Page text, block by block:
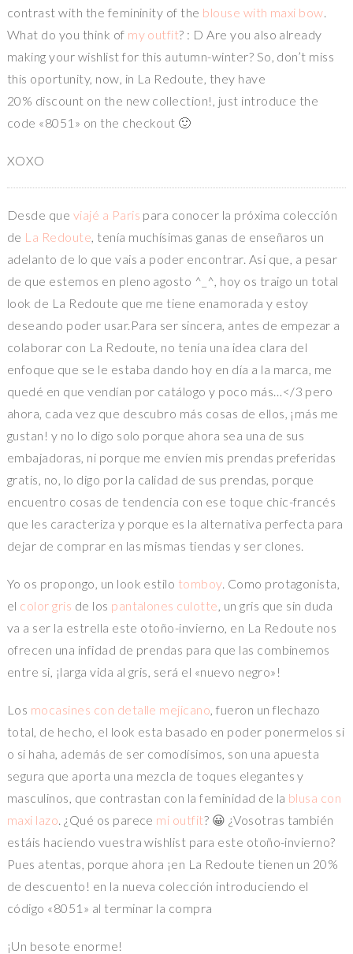
contrast with the femininity of the blouse with maxi bow.
What do you think of my outfit? : D Are you also already
making your wishlist for this autumn-winter? So, don’t miss
this oportunity, now, in La Redoute, they have
20% discount on the new collection!, just introduce the
code «8051» on the checkout 🙂
XOXO
Desde que viajé a Paris para conocer la próxima colección
de La Redoute, tenía muchísimas ganas de enseñaros un
adelanto de lo que vais a poder encontrar. Asi que, a pesar
de que estemos en pleno agosto ^_^, hoy os traigo un total
look de La Redoute que me tiene enamorada y estoy
deseando poder usar.Para ser sincera, antes de empezar a
colaborar con La Redoute, no tenía una idea clara del
enfoque que se le estaba dando hoy en día a la marca, me
quedé en que vendían por catálogo y poco más…</3 pero
ahora, cada vez que descubro más cosas de ellos, ¡más me
gustan! y no lo digo solo porque ahora sea una de sus
embajadoras, ni porque me envíen mis prendas preferidas
gratis, no, lo digo por la calidad de sus prendas, porque
encuentro cosas de tendencia con ese toque chic-francés
que les caracteriza y porque es la alternativa perfecta para
dejar de comprar en las mismas tiendas y ser clones.
Yo os propongo, un look estilo tomboy. Como protagonista,
el color gris de los pantalones culotte, un gris que sin duda
va a ser la estrella este otoño-invierno, en La Redoute nos
ofrecen una infidad de prendas para que las combinemos
entre si, ¡larga vida al gris, será el «nuevo negro»!
Los mocasines con detalle mejicano, fueron un flechazo
total, de hecho, el look esta basado en poder ponermelos si
o si haha, además de ser comodísimos, son una apuesta
segura que aporta una mezcla de toques elegantes y
masculinos, que contrastan con la feminidad de la blusa con
maxi lazo. ¿Qué os parece mi outfit? 😀 ¿Vosotras también
estáis haciendo vuestra wishlist para este otoño-invierno?
Pues atentas, porque ahora ¡en La Redoute tienen un 20%
de descuento! en la nueva colección introduciendo el
código «8051» al terminar la compra
¡Un besote enorme!